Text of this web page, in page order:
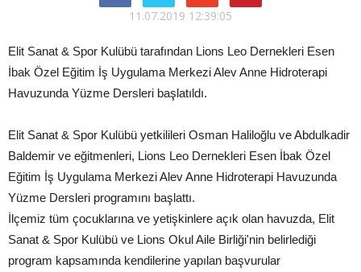
11.07.2019 12:39:05
Elit Sanat & Spor Kulübü tarafından Lions Leo Dernekleri Esen
İbak Özel Eğitim İş Uygulama Merkezi Alev Anne Hidroterapi
Havuzunda Yüzme Dersleri başlatıldı.
Elit Sanat & Spor Kulübü yetkilileri Osman Haliloğlu ve Abdulkadir
Baldemir ve eğitmenleri, Lions Leo Dernekleri Esen İbak Özel
Eğitim İş Uygulama Merkezi Alev Anne Hidroterapi Havuzunda
Yüzme Dersleri programını başlattı.
İlçemiz tüm çocuklarına ve yetişkinlere açık olan havuzda, Elit
Sanat & Spor Kulübü ve Lions Okul Aile Birliği'nin belirlediği
program kapsamında kendilerine yapılan başvurular